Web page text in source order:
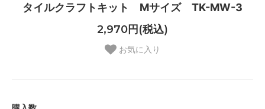
タイルクラフトキット Mサイズ TK-MW-3
2,970円(税込)
お気に入り